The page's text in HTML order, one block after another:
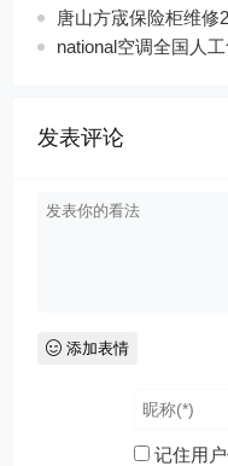
唐山方宬保险柜维修
national空调全国人
发表评论
添加表情
记住用